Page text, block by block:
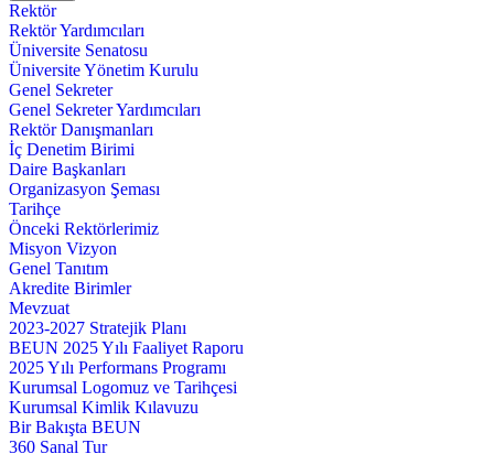
Rektör
Rektör Yardımcıları
Üniversite Senatosu
Üniversite Yönetim Kurulu
Genel Sekreter
Genel Sekreter Yardımcıları
Rektör Danışmanları
İç Denetim Birimi
Daire Başkanları
Organizasyon Şeması
Tarihçe
Önceki Rektörlerimiz
Misyon Vizyon
Genel Tanıtım
Akredite Birimler
Mevzuat
2023-2027 Stratejik Planı
BEUN 2025 Yılı Faaliyet Raporu
2025 Yılı Performans Programı
Kurumsal Logomuz ve Tarihçesi
Kurumsal Kimlik Kılavuzu
Bir Bakışta BEUN
360 Sanal Tur